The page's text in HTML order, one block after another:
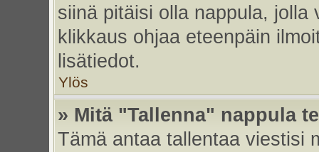
siinä pitäisi olla nappula, jolla
klikkaus ohjaa eteenpäin
lisätiedot.
Ylös
» Mitä "Tallenna" nappula
Tämä antaa tallentaa viestisi